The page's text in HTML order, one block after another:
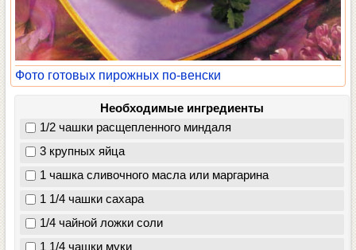
Фото готовых пирожных по-венски
Необходимые ингредиенты
1/2 чашки расщепленного миндаля
3 крупных яйца
1 чашка сливочного масла или маргарина
1 1/4 чашки сахара
1/4 чайной ложки соли
1 1/4 чашки муки